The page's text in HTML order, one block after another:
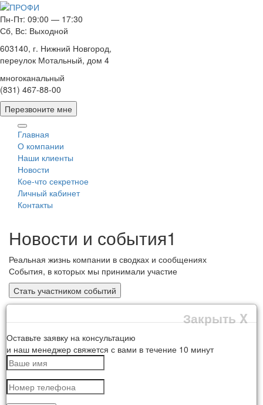
Пн-Пт: 09:00 — 17:30
Сб, Вс: Выходной
603140, г. Нижний Новгород,
переулок Мотальный, дом 4
многоканальный
(831) 467-88-00
Перезвоните мне
Главная
О компании
Наши клиенты
Новости
Кое-что секретное
Личный кабинет
Контакты
Новости и события1
Реальная жизнь компании в сводках и сообщениях
События, в которых мы принимали участие
Стать участником событий
Закрыть X
Оставьте заявку на консультацию
и наш менеджер свяжется с вами в течение 10 минут